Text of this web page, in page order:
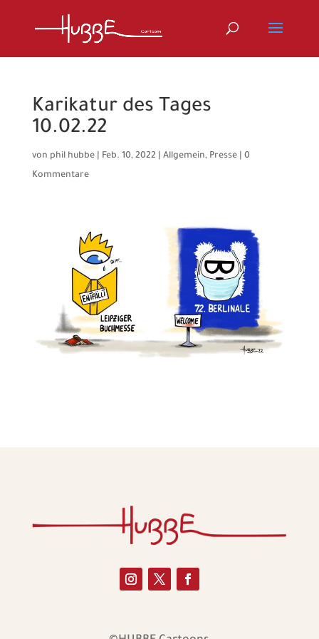
Karikatur des Tages
10.02.22
von phil hubbe| Feb. 10, 2022 Allgemein, Presse| 0
Kommentare